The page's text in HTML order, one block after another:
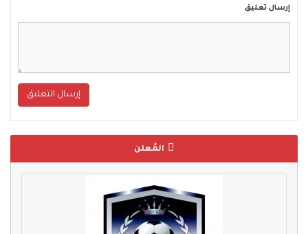
إرسال تعليق
إرسال التعليق
المُعلن